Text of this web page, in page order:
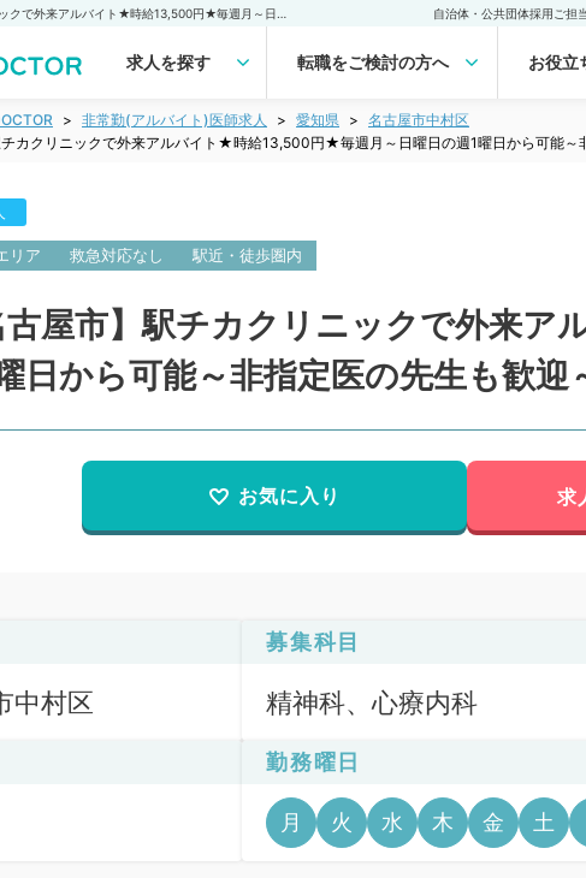
自治体・公共団体採用ご担
求人を探す 転職をご検討の方へ お役立
非常勤(アルバイト)医師求人 愛知県
名古屋市中村区
チカクリニックで外来アルバイト★時給13,500円★毎週月～日曜日の週1曜日から可能～
リア 救急対応なし 駅近・徒歩圏内
古屋市】駅チカクリニックで外来
日から可能～非指定医の先生も歓迎
お気に入り 求
中村区
募集科目
精神科、心療内科
勤務曜日
月 火 水 木 金 土